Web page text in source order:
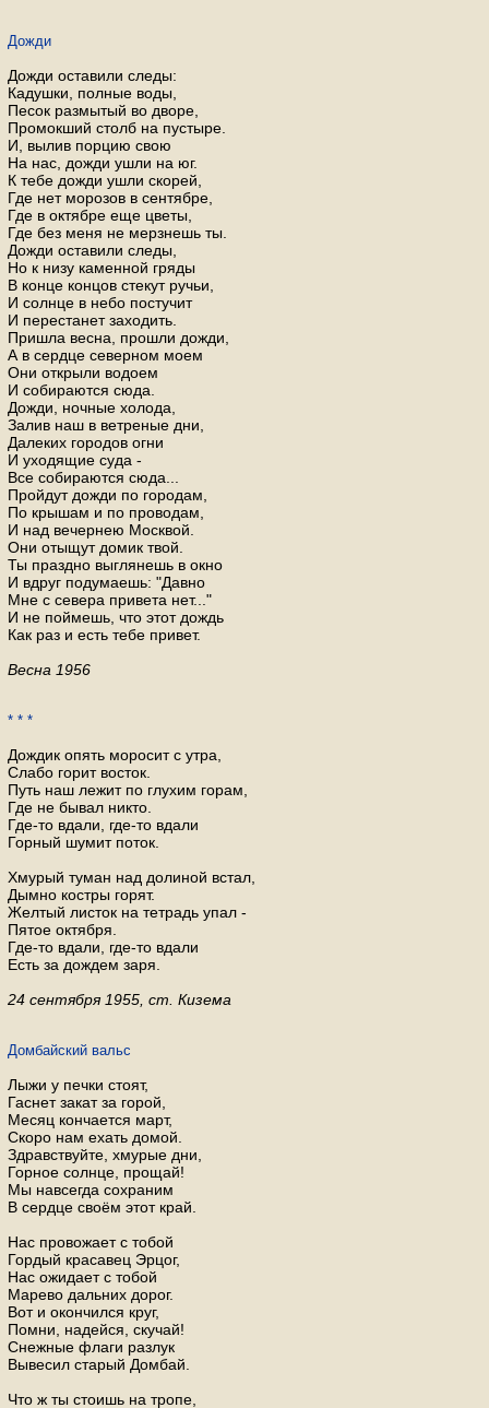
Дожди
Дожди оставили следы:
Кадушки, полные воды,
Песок размытый во дворе,
Промокший столб на пустыре.
И, вылив порцию свою
На нас, дожди ушли на юг.
К тебе дожди ушли скорей,
Где нет морозов в сентябре,
Где в октябре еще цветы,
Где без меня не мерзнешь ты.
Дожди оставили следы,
Но к низу каменной гряды
В конце концов стекут ручьи,
И солнце в небо постучит
И перестанет заходить.
Пришла весна, прошли дожди,
А в сердце северном моем
Они открыли водоем
И собираются сюда.
Дожди, ночные холода,
Залив наш в ветреные дни,
Далеких городов огни
И уходящие суда -
Все собираются сюда...
Пройдут дожди по городам,
По крышам и по проводам,
И над вечернею Москвой.
Они отыщут домик твой.
Ты праздно выглянешь в окно
И вдруг подумаешь: "Давно
Мне с севера привета нет..."
И не поймешь, что этот дождь
Как раз и есть тебе привет.
Весна 1956
* * *
Дождик опять моросит с утра,
Слабо горит восток.
Путь наш лежит по глухим горам,
Где не бывал никто.
Где-то вдали, где-то вдали
Горный шумит поток.
Хмурый туман над долиной встал,
Дымно костры горят.
Желтый листок на тетрадь упал -
Пятое октября.
Где-то вдали, где-то вдали
Есть за дождем заря.
24 сентября 1955, ст. Кизема
Домбайский вальс
Лыжи у печки стоят,
Гаснет закат за горой,
Месяц кончается март,
Скоро нам ехать домой.
Здравствуйте, хмурые дни,
Горное солнце, прощай!
Мы навсегда сохраним
В сердце своём этот край.
Нас провожает с тобой
Гордый красавец Эрцог,
Нас ожидает с тобой
Марево дальних дорог.
Вот и окончился круг,
Помни, надейся, скучай!
Снежные флаги разлук
Вывесил старый Домбай.
Что ж ты стоишь на тропе,